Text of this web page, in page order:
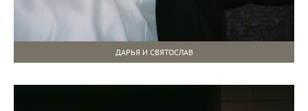
ДАРЬЯ И СВЯТОСЛАВ